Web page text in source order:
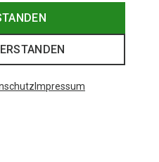
Impressum